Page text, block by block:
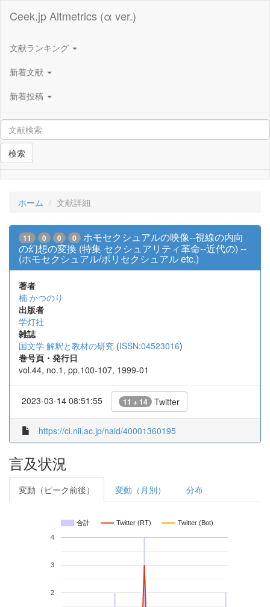
Ceek.jp Altmetrics (α ver.)
文献ランキング
新着文献
新着投稿
検索
ホーム 文献詳細
11 0 0 0
ホモセクシュアルの映像--視線の内向
の幻想の変換 (特集 セクシュアリティ革命--近代の) --
(ホモセクシュアル/ポリセクシュアル etc.)
著者
楠 かつのり
出版者
学灯社
雑誌
国文学 解釈と教材の研究 (ISSN:04523016)
巻号頁・発行日
vol.44, no.1, pp.100-107, 1999-01
2023-03-14 08:51:55 11 + 14 Twitter
https://ci.nii.ac.jp/naid/40001360195
言及状況
変動（ピーク前後） 変動（月別） 分布
合計 Twitter (RT) Twitter (Bot)
2
3
4